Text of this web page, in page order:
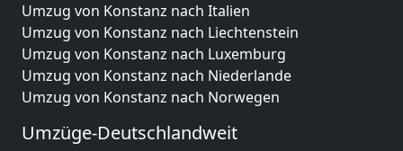
Umzug von Konstanz nach Italien
Umzug von Konstanz nach Liechtenstein
Umzug von Konstanz nach Luxemburg
Umzug von Konstanz nach Niederlande
Umzug von Konstanz nach Norwegen
Umzüge-Deutschlandweit